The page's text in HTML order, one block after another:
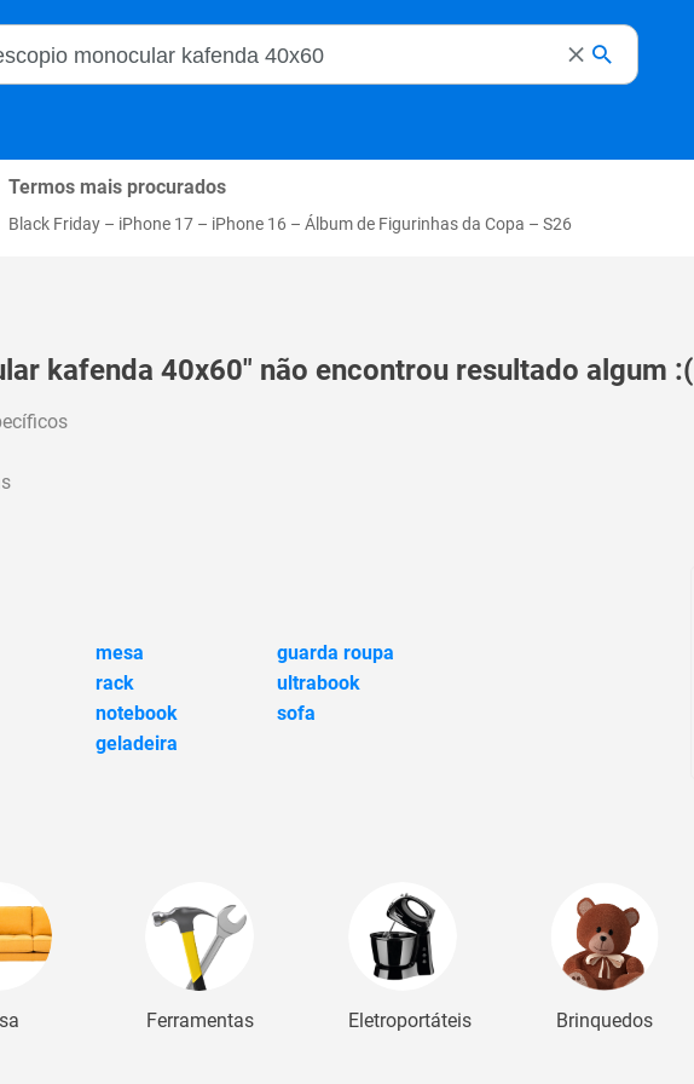
no Magalu
Termos mais procurados
Black Friday – iPhone 17 – iPhone 16 – Álbum de Figurinhas da Copa – S26
kafenda 40x60" não encontrou resultado algum :(
mesa
guarda roupa
rack
ultrabook
notebook
sofa
geladeira
Ferramentas Eletroportáteis Brinquedos